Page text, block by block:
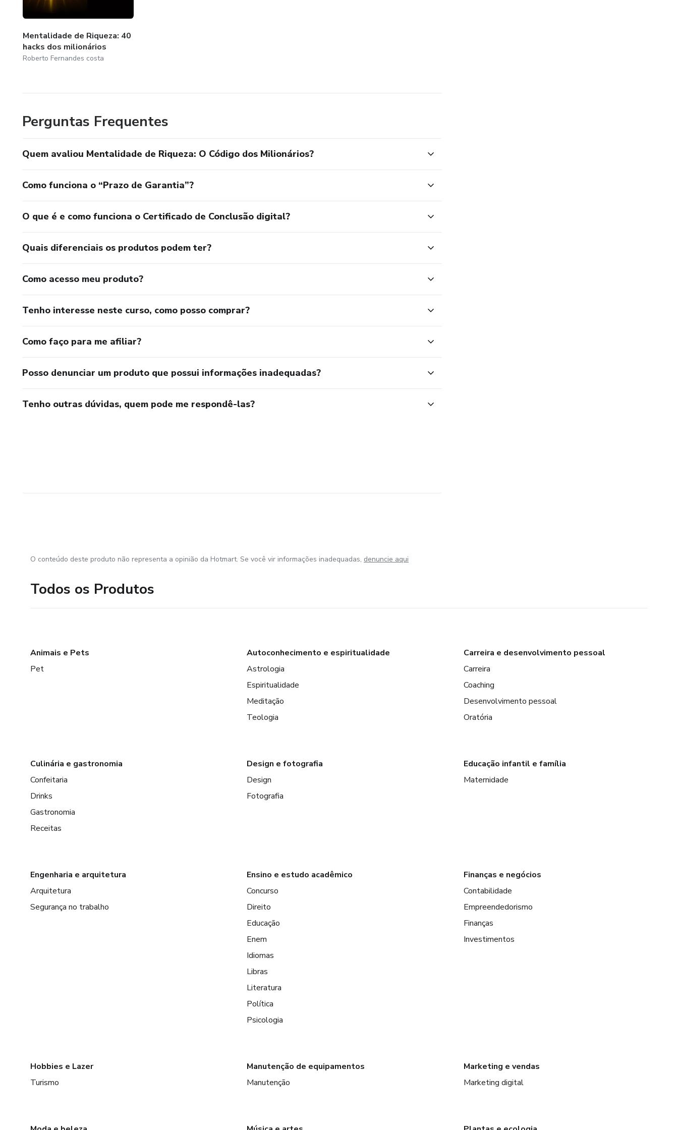
ou segue preso no mesmo sistema que te ensinou a ser pobre.
Escolha: continuar na média — ou despertar sua mente rica de uma vez por todas.
🚀 Garanta sua vaga agora e nunca mais será o mesmo.
Mentalidade de Riqueza: 40
hacks dos milionários
Roberto Fernandes costa
Perguntas Frequentes
Quem avaliou Mentalidade de Riqueza: O Código dos Milionários?
Como funciona o “Prazo de Garantia”?
O que é e como funciona o Certificado de Conclusão digital?
Quais diferenciais os produtos podem ter?
Como acesso meu produto?
Tenho interesse neste curso, como posso comprar?
Como faço para me afiliar?
Posso denunciar um produto que possui informações inadequadas?
Tenho outras dúvidas, quem pode me respondê-las?
O conteúdo deste produto não representa a opinião da Hotmart. Se você vir informações inadequadas, denuncie aqui
Todos os Produtos
Animais e Pets
Pet
Autoconhecimento e espiritualidade
Astrologia
Espiritualidade
Meditação
Teologia
Carreira e desenvolvimento pessoal
Carreira
Coaching
Desenvolvimento pessoal
Oratória
Culinária e gastronomia
Confeitaria
Drinks
Gastronomia
Receitas
Design e fotografia
Design
Fotografia
Educação infantil e família
Maternidade
Engenharia e arquitetura
Arquitetura
Segurança no trabalho
Ensino e estudo acadêmico
Concurso
Direito
Educação
Enem
Idiomas
Libras
Literatura
Política
Psicologia
Finanças e negócios
Contabilidade
Empreendedorismo
Finanças
Investimentos
Hobbies e Lazer
Turismo
Manutenção de equipamentos
Manutenção
Marketing e vendas
Marketing digital